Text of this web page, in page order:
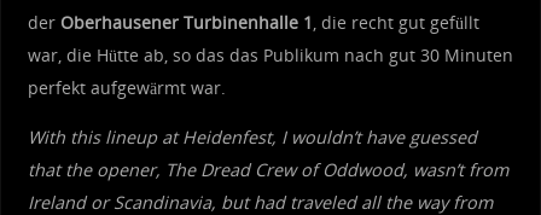
der Oberhausener Turbinenhalle 1 , die recht gut gefüllt
war, die Hütte ab, so das das Publikum nach gut 30 Minuten
perfekt aufgewärmt war.
With this lineup at Heidenfest, I wouldn’t have guessed
that the opener, The Dread Crew of Oddwood, wasn’t from
Ireland or Scandinavia, but had traveled all the way from